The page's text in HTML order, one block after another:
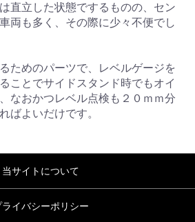
直立した状態でするものの、セン
両も多く、その際に少々不便でし
ためのパーツで、レベルゲージを
ことでサイドスタンド時でもオイ
なおかつレベル点検も２０ｍｍ分
ばよいだけです。
当サイトについて
ライバシーポリシー